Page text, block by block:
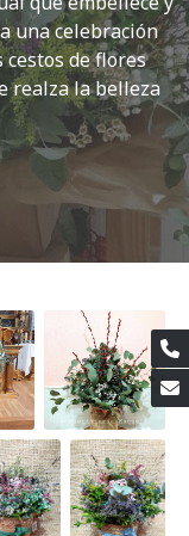
una celebración
de flores
realza la belleza